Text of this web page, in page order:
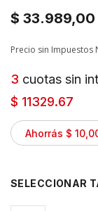
$ 33.989,00
Precio sin Impuestos
3 cuotas sin
$ 11329.67
Ahorrás $